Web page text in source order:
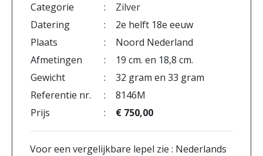
Categorie :
Zilver
Datering
:
2e helft 18e eeuw
Plaats
:
Noord Nederland
Afmetingen
:
19 cm. en 18,8 cm.
Gewicht
:
32 gram en 33 gram
Referentie nr.
:
8146M
Prijs
: € 750,00
Voor een vergelijkbare lepel zie : Nederlands